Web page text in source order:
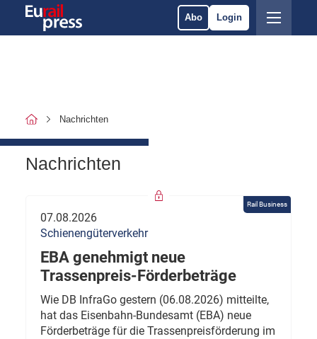
Abo Login
Nachrichten
Nachrichten
Rail Business
07.08.2026
Schienengüterverkehr
EBA genehmigt neue
Trassenpreis-Förderbeträge
Wie DB InfraGo gestern (06.08.2026) mitteilte,
hat das Eisenbahn-Bundesamt (EBA) neue
Förderbeträge für die Trassenpreisförderung im